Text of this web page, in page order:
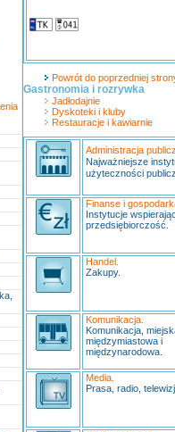
Powrót do poprzedniej
Gastronomia i rozrywka
Jadłodajnie
Dyskoteki i kluby
Restauracje i kawiarnie
Administracja
Najważniejsze
użyteczności
Finanse i
Instytucje
przedsiębiorczość.
Handel.
Zakupy.
Komunikacja.
Komunikacja,
międzymiastowa i
międzynarodowa.
Media.
Prasa, radio,